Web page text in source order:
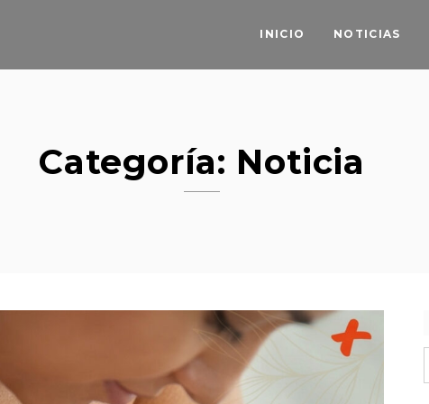
INICIO NOTICIAS
Categoría: Noticia